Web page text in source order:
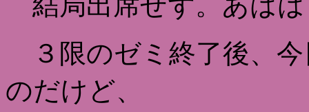
３限のゼミ終了後、
のだけど、